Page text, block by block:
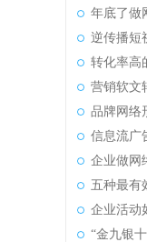
年底了做
逆传播短
转化率高
企业做网
五种最有
企业活动
“金九银